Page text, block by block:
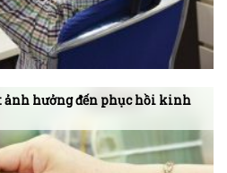
ảnh hưởng đến phục hồi kinh